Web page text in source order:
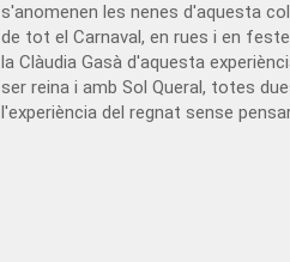
s'anomenen les nenes d'aquesta
de tot el Carnaval, en rues i en
la Clàudia Gasà d'aquesta
ser reina i amb Sol Queral, totes
l'experiència del regnat sense